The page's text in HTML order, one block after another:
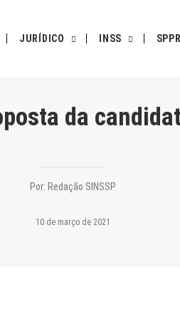
JURÍDICO INSS
da
Por: Redação SINSSP
10 de março de 2021